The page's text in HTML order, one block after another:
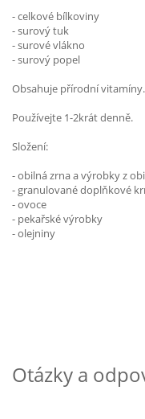
- celkové bílkoviny
- surový tuk
- surové vlákno
- surový popel
Obsahuje přírodní vitamíny.
Používejte 1-2krát denně.
Složení:
- obilná zrna a výrobky z
- granulované doplňkové
- ovoce
- pekařské výrobky
- olejniny
Otázky a